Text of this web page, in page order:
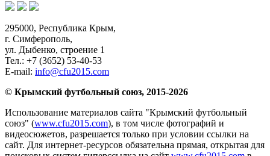
295000, Республика Крым,
г. Симферополь,
ул. Дыбенко, строение 1
Тел.: +7 (3652) 53-40-53
E-mail: info@cfu2015.com
© Крымский футбольный союз, 2015-2026
Использование материалов сайта "Крымский футбольный
союз" (www.cfu2015.com), в том числе фотографий и
видеосюжетов, разрешается только при условии ссылки на
сайт. Для интернет-ресурсов обязательна прямая, открытая для